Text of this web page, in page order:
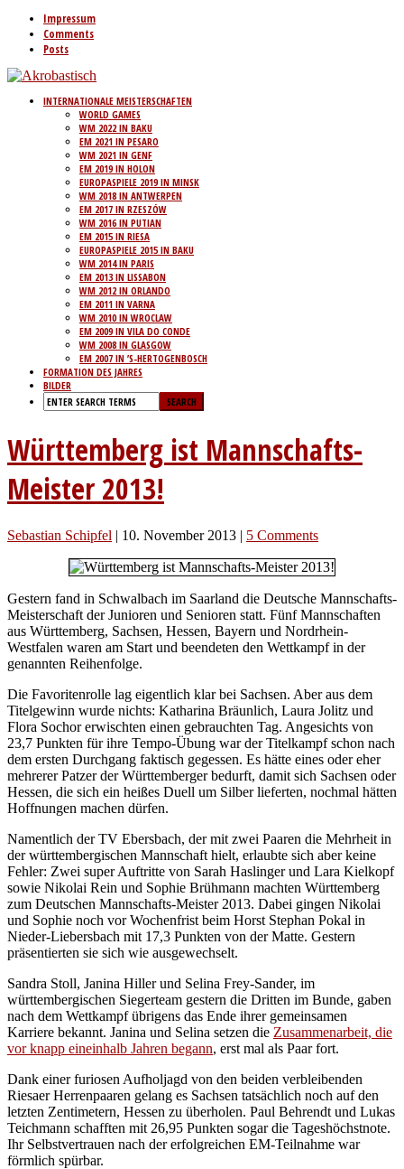
Impressum
Comments
Posts
INTERNATIONALE MEISTERSCHAFTEN
WORLD GAMES
WM 2022 IN BAKU
EM 2021 IN PESARO
WM 2021 IN GENF
EM 2019 IN HOLON
EUROPASPIELE 2019 IN MINSK
WM 2018 IN ANTWERPEN
EM 2017 IN RZESZÓW
WM 2016 IN PUTIAN
EM 2015 IN RIESA
EUROPASPIELE 2015 IN BAKU
WM 2014 IN PARIS
EM 2013 IN LISSABON
WM 2012 IN ORLANDO
EM 2011 IN VARNA
WM 2010 IN WROCLAW
EM 2009 IN VILA DO CONDE
WM 2008 IN GLASGOW
EM 2007 IN ’S-HERTOGENBOSCH
FORMATION DES JAHRES
BILDER
Württemberg ist Mannschafts-
Meister 2013!
Sebastian Schipfel | 10. November 2013 | 5 Comments
Gestern fand in Schwalbach im Saarland die Deutsche Mannschafts-
Meisterschaft der Junioren und Senioren statt. Fünf Mannschaften
aus Württemberg, Sachsen, Hessen, Bayern und Nordrhein-
Westfalen waren am Start und beendeten den Wettkampf in der
genannten Reihenfolge.
Die Favoritenrolle lag eigentlich klar bei Sachsen. Aber aus dem
Titelgewinn wurde nichts: Katharina Bräunlich, Laura Jolitz und
Flora Sochor erwischten einen gebrauchten Tag. Angesichts von
23,7 Punkten für ihre Tempo-Übung war der Titelkampf schon nach
dem ersten Durchgang faktisch gegessen. Es hätte eines oder eher
mehrerer Patzer der Württemberger bedurft, damit sich Sachsen oder
Hessen, die sich ein heißes Duell um Silber lieferten, nochmal hätten
Hoffnungen machen dürfen.
Namentlich der TV Ebersbach, der mit zwei Paaren die Mehrheit in
der württembergischen Mannschaft hielt, erlaubte sich aber keine
Fehler: Zwei super Auftritte von Sarah Haslinger und Lara Kielkopf
sowie Nikolai Rein und Sophie Brühmann machten Württemberg
zum Deutschen Mannschafts-Meister 2013. Dabei gingen Nikolai
und Sophie noch vor Wochenfrist beim Horst Stephan Pokal in
Nieder-Liebersbach mit 17,3 Punkten von der Matte. Gestern
präsentierten sie sich wie ausgewechselt.
Sandra Stoll, Janina Hiller und Selina Frey-Sander, im
württembergischen Siegerteam gestern die Dritten im Bunde, gaben
nach dem Wettkampf übrigens das Ende ihrer gemeinsamen
Karriere bekannt. Janina und Selina setzen die Zusammenarbeit, die
vor knapp eineinhalb Jahren begann, erst mal als Paar fort.
Dank einer furiosen Aufholjagd von den beiden verbleibenden
Riesaer Herrenpaaren gelang es Sachsen tatsächlich noch auf den
letzten Zentimetern, Hessen zu überholen. Paul Behrendt und Lukas
Teichmann schafften mit 26,95 Punkten sogar die Tageshöchstnote.
Ihr Selbstvertrauen nach der erfolgreichen EM-Teilnahme war
förmlich spürbar.